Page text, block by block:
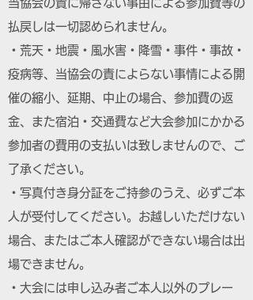
当協会の責に帰さない事由による参加費等の
払戻しは一切認められません。
・荒天・地震・風水害・降雪・事件・事故・
疫病等、当協会の責によらない事情による開
催の縮小、延期、中止の場合、参加費の返
金、また宿泊・交通費など大会参加にかかる
参加者の費用の支払いは致しませんので、ご
了承ください。
・写真付き身分証をご持参のうえ、必ずご本
人が受付してください。お越しいただけない
場合、またはご本人確認ができない場合は出
場できません。
・大会には申し込み者ご本人以外のプレー